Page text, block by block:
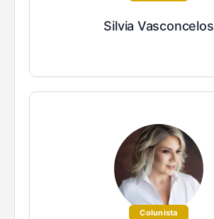
Silvia Vasconcelos
Colunista